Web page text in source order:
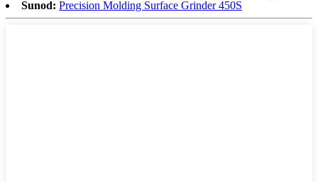
Sunod: Precision Molding Surface Grinder 450S